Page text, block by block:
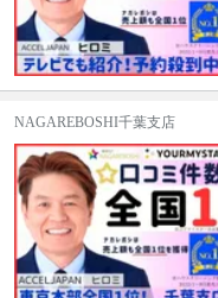
NAGAREBOSHI千葉支店